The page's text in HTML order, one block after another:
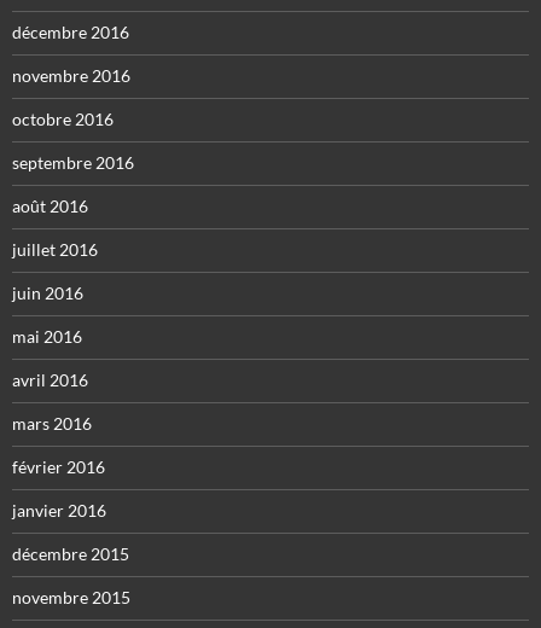
décembre 2016
novembre 2016
octobre 2016
septembre 2016
août 2016
juillet 2016
juin 2016
mai 2016
avril 2016
mars 2016
février 2016
janvier 2016
décembre 2015
novembre 2015